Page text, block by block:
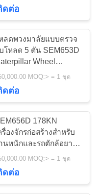
ร์เอียง
24
ดต่อ
ลดพวงมาลัยแบบตรวจ
โหลด 5 ตัน SEM653D
Wheel
MOQ:> = 1 ชุด
ดต่อ
178KN
รื่องจักรก่อสร้างสำหรับ
นหนักและรถตักล้อยาง
คาโรงงาน
MOQ:> = 1 ชุด
ดต่อ